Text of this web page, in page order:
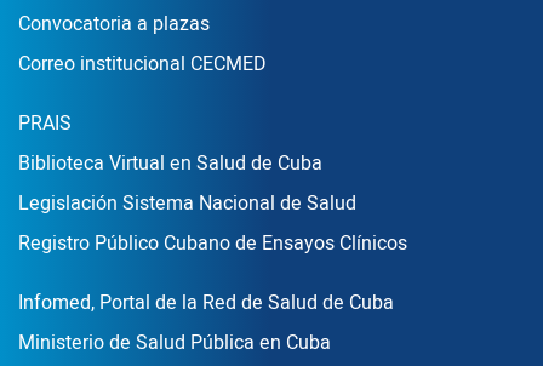
Convocatoria a plazas
Correo institucional CECMED
Enlace Footer2
PRAIS
Biblioteca Virtual en Salud de Cuba
Legislación Sistema Nacional de Salud
Registro Público Cubano de Ensayos Clínicos
Enlace Footer3
Infomed, Portal de la Red de Salud de Cuba
Ministerio de Salud Pública en Cuba